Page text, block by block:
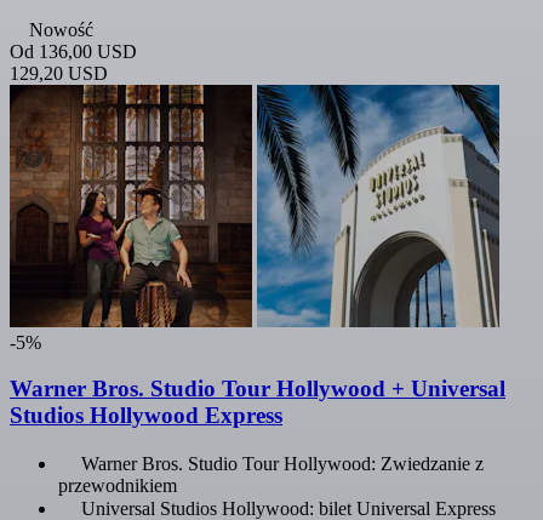
Nowość
Od 136,00 USD
129,20 USD
-5%
Warner Bros. Studio Tour Hollywood + Universal
Studios Hollywood Express
Warner Bros. Studio Tour Hollywood: Zwiedzanie z
przewodnikiem
Universal Studios Hollywood: bilet Universal Express